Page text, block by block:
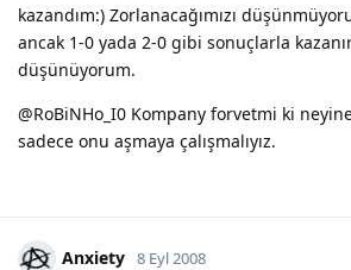
kazandım:) Zorlanacağımızı
ancak 1-0 yada 2-0 gibi sonuçlarla
düşünüyorum.
@RoBiNHo_I0 Kompany forvetmi ki
sadece onu aşmaya çalışmalıyız.
Anxiety 8 Eyl 2008